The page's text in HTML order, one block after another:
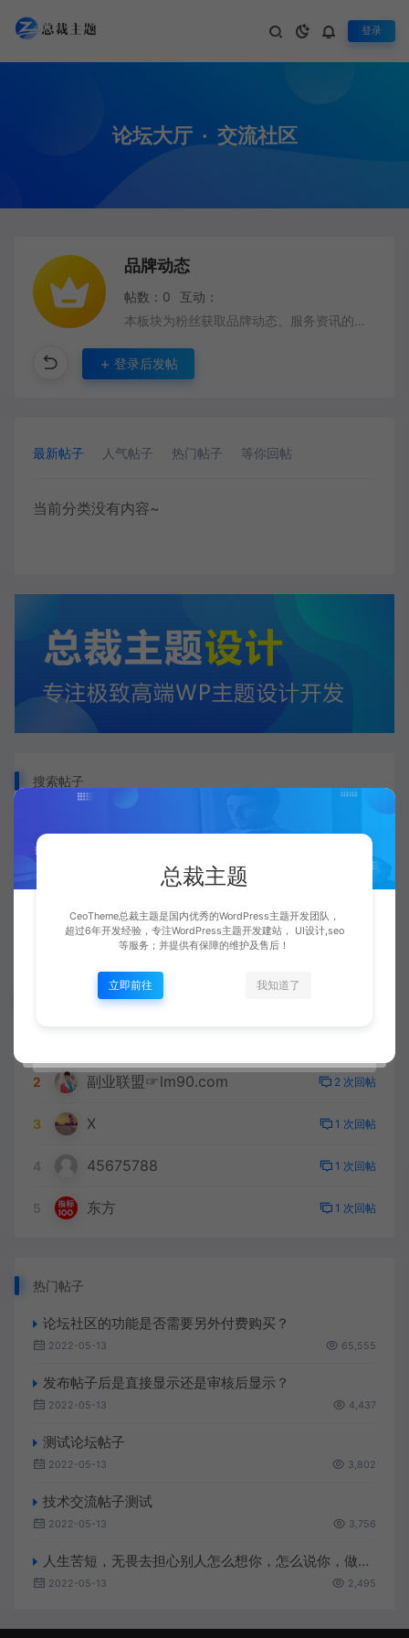
登录
论坛大厅 · 交流社区
品牌动态
帖数：0
互动：
本板块为粉丝获取品牌动态、服务资讯的专属板块
登录后发帖
最新帖子 人气帖子 热门帖子 等你回帖
当前分类没有内容~
搜索帖子
# 发帖问题
# 测试标签 # 生而为人 # 论坛功能
2 副业联盟☞lm90.com 2 次回帖
3 X 1 次回帖
4 45675788 1 次回帖
5 东方 1 次回帖
热门帖子
论坛社区的功能是否需要另外付费购买？
2022-05-13 65,555
发布帖子后是直接显示还是审核后显示？
2022-05-13 4,437
测试论坛帖子
2022-05-13 3,802
技术交流帖子测试
2022-05-13 3,756
人生苦短，无畏去担心别人怎么想你，怎么说你，做你该做的，做你想做的
2022-05-13 2,495
总裁主题
CeoTheme总裁主题是国内优秀的WordPress主题开发团队，
超过6年开发经验，专注WordPress主题开发建站， UI设计,seo
等服务；并提供有保障的维护及售后！
立即前往 我知道了